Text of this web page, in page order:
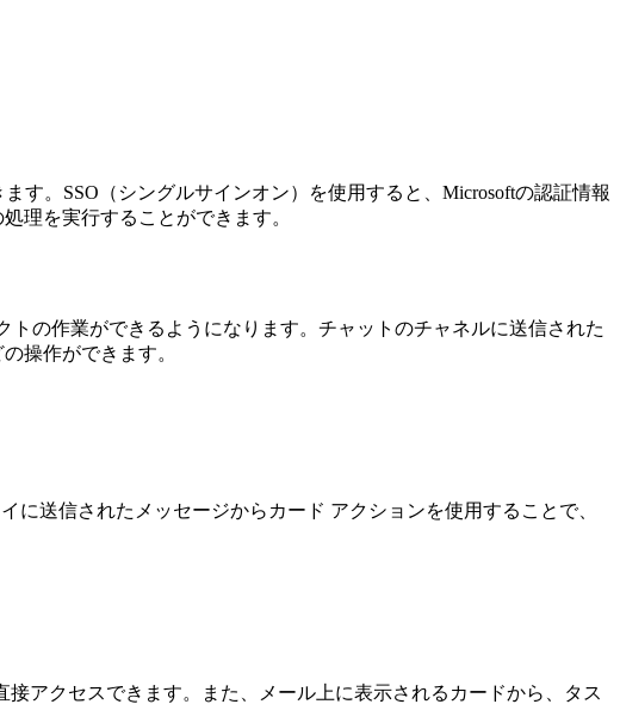
す。SSO（シングルサインオン）を使用すると、Microsoftの認証情報
理を実行することができます。
トの作業ができるようになります。チャットのチャネルに送信された
操作ができます。
に送信されたメッセージからカード アクションを使用することで、
接アクセスできます。また、メール上に表示されるカードから、タス